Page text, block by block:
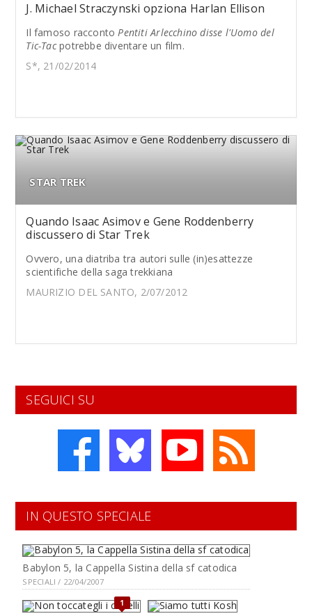
J. Michael Straczynski opziona Harlan Ellison
Il famoso raccontoPentiti Arlecchino disse l'Uomo del
Tic-Tacpotrebbe diventare un film.
S*, 21/02/2014
STAR TREK
Quando Isaac Asimov e Gene Roddenberry
discussero di Star Trek
Ovvero, una diatriba tra autori sulle (in)esattezze
scientifiche della saga trekkiana
MAURIZIO DEL SANTO, 2/07/2012
SEGUICI SU
IN QUESTO SPECIALE
Babylon 5, la Cappella Sistina della sf catodica
SPECIALI / 22/04/2007
1